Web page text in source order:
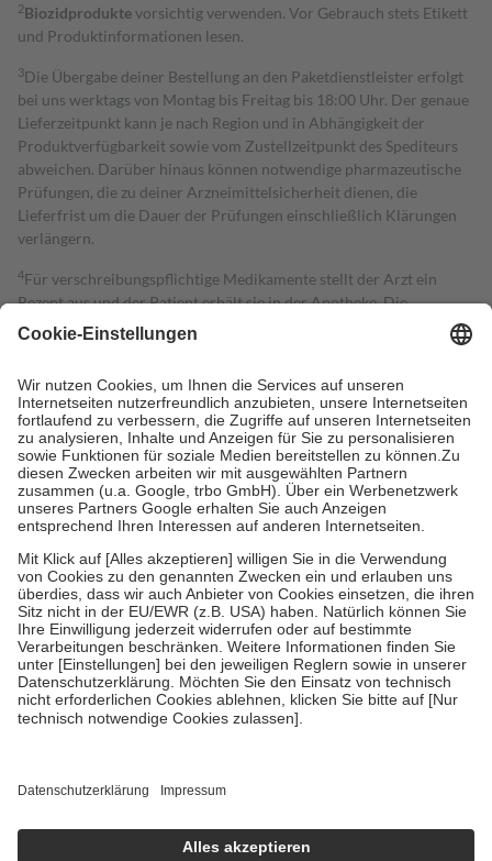
2Biozidproduktevorsichtig verwenden. Vor Gebrauch stets Etikett
und Produktinformationen lesen.
3Die Übergabe deiner Bestellung an den Paketdienstleister erfolgt
bei uns werktags von Montag bis Freitag bis 18:00 Uhr. Der genaue
Lieferzeitpunkt kann je nach Region und in Abhängigkeit der
Produktverfügbarkeit sowie vom Zustellzeitpunkt des Spediteurs
abweichen. Darüber hinaus können notwendige pharmazeutische
Prüfungen, die zu deiner Arzneimittelsicherheit dienen, die
Lieferfrist um die Dauer der Prüfungen einschließlich Klärungen
verlängern.
4Für verschreibungspflichtige Medikamente stellt der Arzt ein
Rezept aus und der Patient erhält sie in der Apotheke. Die
gesetzliche Krankenversicherung übernimmt in der Regel die
Kosten dafür, der Versicherte trägt einen Teil davon als Zuzahlung
Grundsätzlich leisten Mitglieder Zuzahlungen in Höhe von zehn
Prozent des Abgabepreises,mindestens jedochfünf Euround
höchstens zehn Euro.Es sind jedoch nie mehr als die tatsächlichen
Kosten der Leistung zu entrichten.
Diese Regeln gelten grundsätzlich auch für Online-Apotheken.
Bei Heilmitteln und häuslicher Krankenpflege beträgt die
Zuzahlung zehn Prozent der Kosten sowie zehn Euro je
Verordnung.
Um das Engagement der Versicherten für ihre eigene Gesundheit zu
stärken und die besondere Stellung der Familie zu unterstützen,
fallenkeine Zuzahlungenan bei:
• Kindern und Jugendlichen bis zum vollendeten 18. Lebensjahr
mit Ausnahme der Fahrkosten
• Untersuchungen zur Vorsorge und Früherkennung, die von der
GKV getragen werden
Einholung von Bewertungen. Trusted Shops hat Maßnahmen
getroffen, um sicherzustellen, dass es sich um echte Bewertungen